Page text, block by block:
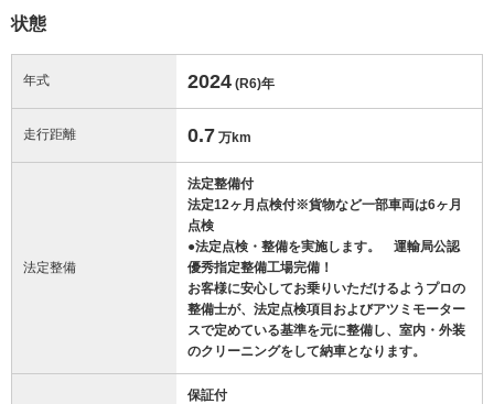
状態
年式 2024 (R6)年
走行距離 0.7 万km
法定整備
法定整備付
法定12ヶ月点検付※貨物など一部車両は6ヶ月
点検
●法定点検・整備を実施します。 運輸局公認
優秀指定整備工場完備！
お客様に安心してお乗りいただけるようプロの
整備士が、法定点検項目およびアツミモーター
スで定めている基準を元に整備し、室内・外装
のクリーニングをして納車となります。
保証付